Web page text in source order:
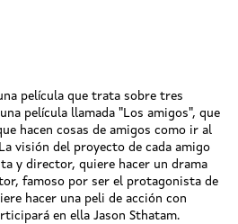
película que trata sobre tres
película llamada "Los amigos", que
hacen cosas de amigos como ir al
visión del proyecto de cada amigo
y director, quiere hacer un drama
famoso por ser el protagonista de
hacer una peli de acción con
en ella Jason Sthatam.